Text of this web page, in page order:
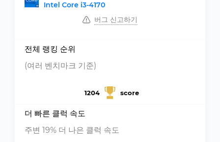
Intel Core i3-4170
버그 신고하기
전체 랭킹 순위
(여러 벤치마크 기준)
1204 score
더 빠른 클럭 속도
주변 19% 더 나은 클럭 속도